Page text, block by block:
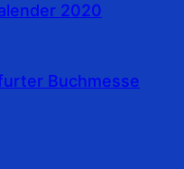
2020
Buchmesse